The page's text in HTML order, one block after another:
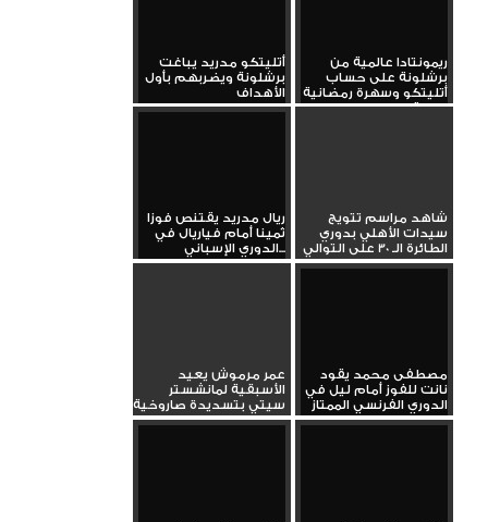
ريمونتادا عالمية من
برشلونة على حساب
أتليتكو وسهرة رمضانية
دسمة
أتليتكو مدريد يباغت
برشلونة ويضربهم بأول
الأهداف
شاهد مراسم تتويج
سيدات الأهلي بدوري
الطائرة الـ 30 على التوالي
ريال مدريد يقتنص فوزا
ثمينا أمام فياريال في
الدوري الإسباني...
مصطفى محمد يقود
نانت للفوز أمام ليل في
الدوري الفرنسي الممتاز
عمر مرموش يعيد
الأسبقية لمانشستر
سيتي بتسديدة صاروخية